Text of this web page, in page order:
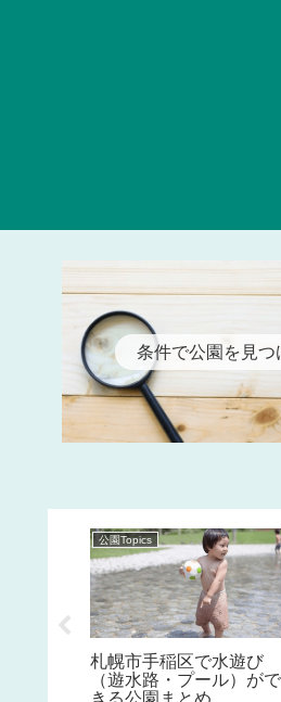
条件で公園を見つ
公園Topics
札幌市手稲区で水遊び
（遊水路・プール）がで
きる公園まとめ